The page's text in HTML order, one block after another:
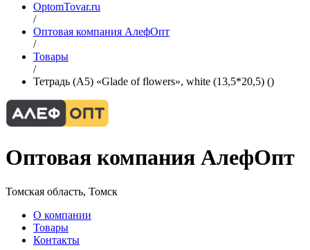
OptomTovar.ru
/
Оптовая компания АлефОпт
/
Товары
/
Тетрадь (A5) «Glade of flowers», white (13,5*20,5) ()
Оптовая компания АлефОпт
Томская область, Томск
О компании
Товары
Контакты